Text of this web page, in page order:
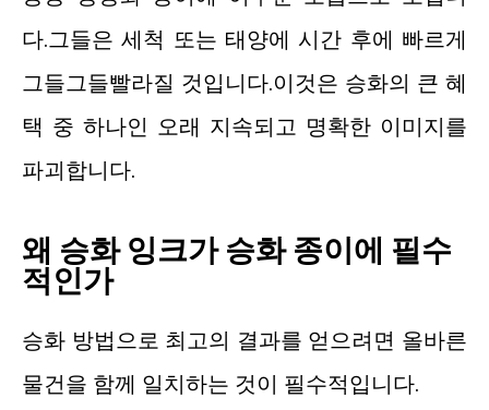
다.그들은 세척 또는 태양에 시간 후에 빠르게
그들그들빨라질 것입니다.이것은 승화의 큰 혜
택 중 하나인 오래 지속되고 명확한 이미지를
파괴합니다.
왜 승화 잉크가 승화 종이에 필수
적인가
승화 방법으로 최고의 결과를 얻으려면 올바른
물건을 함께 일치하는 것이 필수적입니다.